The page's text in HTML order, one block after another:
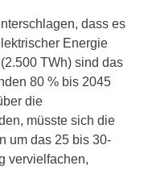
dass es
Energie
TWh) sind das
80 % bis 2045
die
müsste sich die
um das 25 bis 30-
vervielfachen,